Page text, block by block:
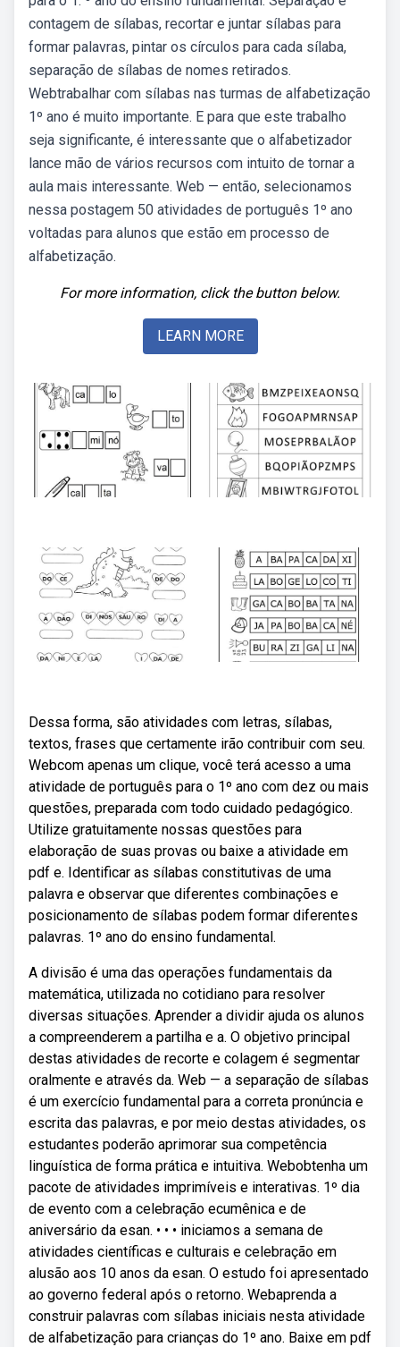
contagem de sílabas, recortar e juntar sílabas para
formar palavras, pintar os círculos para cada sílaba,
separação de sílabas de nomes retirados.
Webtrabalhar com sílabas nas turmas de alfabetização
1º ano é muito importante. E para que este trabalho
seja significante, é interessante que o alfabetizador
lance mão de vários recursos com intuito de tornar a
aula mais interessante. Web — então, selecionamos
nessa postagem 50 atividades de português 1º ano
voltadas para alunos que estão em processo de
alfabetização.
For more information, click the button below.
LEARN MORE
Dessa forma, são atividades com letras, sílabas,
textos, frases que certamente irão contribuir com seu.
Webcom apenas um clique, você terá acesso a uma
atividade de português para o 1º ano com dez ou mais
questões, preparada com todo cuidado pedagógico.
Utilize gratuitamente nossas questões para
elaboração de suas provas ou baixe a atividade em
pdf e. Identificar as sílabas constitutivas de uma
palavra e observar que diferentes combinações e
posicionamento de sílabas podem formar diferentes
palavras. 1º ano do ensino fundamental.
A divisão é uma das operações fundamentais da
matemática, utilizada no cotidiano para resolver
diversas situações. Aprender a dividir ajuda os alunos
a compreenderem a partilha e a. O objetivo principal
destas atividades de recorte e colagem é segmentar
oralmente e através da. Web — a separação de sílabas
é um exercício fundamental para a correta pronúncia e
escrita das palavras, e por meio destas atividades, os
estudantes poderão aprimorar sua competência
linguística de forma prática e intuitiva. Webobtenha um
pacote de atividades imprimíveis e interativas. 1º dia
de evento com a celebração ecumênica e de
aniversário da esan. • • • iniciamos a semana de
atividades científicas e culturais e celebração em
alusão aos 10 anos da esan. O estudo foi apresentado
ao governo federal após o retorno. Webaprenda a
construir palavras com sílabas iniciais nesta atividade
de alfabetização para crianças do 1º ano. Baixe em pdf